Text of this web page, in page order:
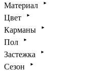
Материал
Цвет
Карманы
Пол
Застежка
Сезон